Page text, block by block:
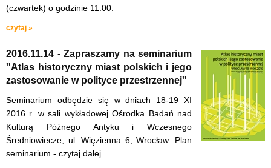
(czwartek) o godzinie 11.00.
czytaj »
2016.11.14 - Zapraszamy na seminarium
''Atlas historyczny miast polskich i jego
zastosowanie w polityce przestrzennej''
Seminarium odbędzie się w dniach 18-19 XI
2016 r. w sali wykładowej Ośrodka Badań nad
Kulturą Późnego Antyku i Wczesnego
Średniowiecze, ul. Więzienna 6, Wrocław. Plan
seminarium - czytaj dalej